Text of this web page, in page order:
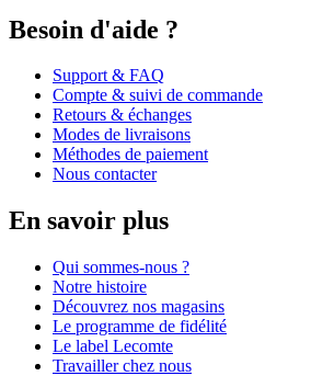
Besoin d'aide ?
Support & FAQ
Compte & suivi de commande
Retours & échanges
Modes de livraisons
Méthodes de paiement
Nous contacter
En savoir plus
Qui sommes-nous ?
Notre histoire
Découvrez nos magasins
Le programme de fidélité
Le label Lecomte
Travailler chez nous